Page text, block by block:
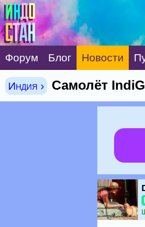
Форум Блог Новости
Индия › Самолёт